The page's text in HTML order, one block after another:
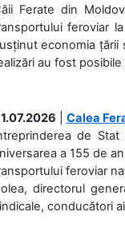
Ferate din
feroviar
economia țării
au fost
Calea
de
a 155 de
feroviar
directorul
conducători